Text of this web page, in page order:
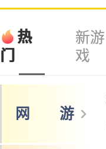
热
门
新游
戏
网 游